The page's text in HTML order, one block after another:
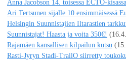
Anna Jacobson 14. toisessa ECTO-kisassa
Ari Tertsunen sijalle 10 ensimmäisessä
Helsingin Suunnistajien Iltarastien
Suunnistajat! Haasta ja voita 350€!
Rajamäen kansallisen kilpailun kutsu
Rasti-Jyryn Stadi-TrailO siirretty